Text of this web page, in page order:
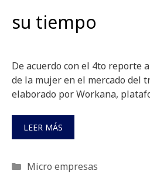
su tiempo
De acuerdo con el 4to reporte
de la mujer en el mercado del
elaborado por Workana,
LEER MÁS
Categorías
Micro empresas